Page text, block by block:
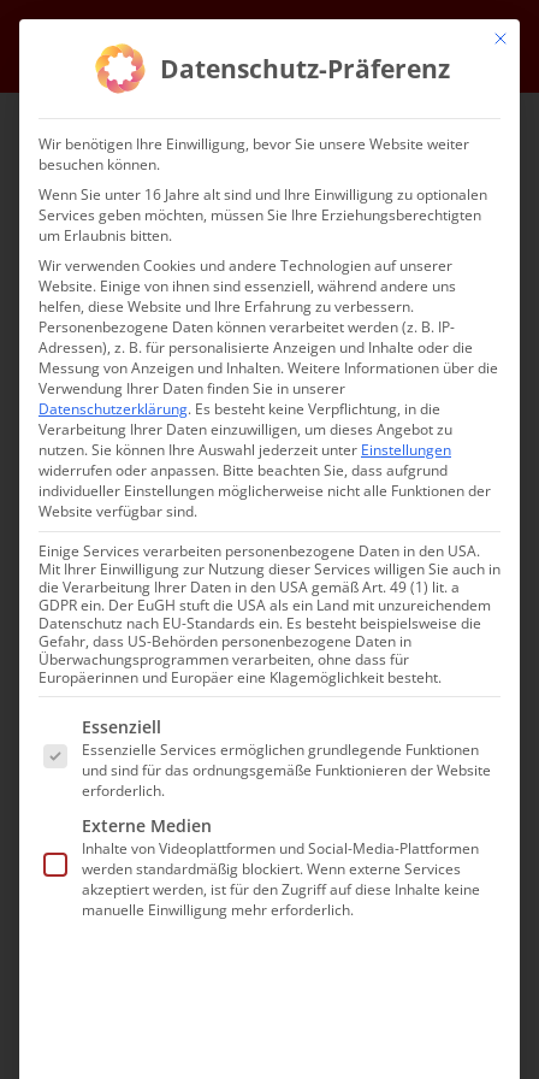
Zum
Mail
Gehe zu ...
HERZLICH WILLKOMMEN
Armenische Gemeinde
Neuwied e.V.
stellt sich vor
Die Armenische Apostolische Kirche wirkt infolge
ihrer bewegten Geschichte überall auf der Welt,
vom Nahen Osten bis Europa und Amerika. Sie ist
heute in über 70 Staaten vertreten. In über 30
Ländern existieren armenische Diözesen bzw.
Bistümer (Armenisch: Them oder
Mit
Datenschutz-Präferenz
Wir benötigen Ihre Einwilligung, bevor Sie unsere Website weiter
besuchen können.
Wenn Sie unter 16 Jahre alt sind und Ihre Einwilligung zu optionalen
Services geben möchten, müssen Sie Ihre Erziehungsberechtigten
um Erlaubnis bitten.
Wir verwenden Cookies und andere Technologien auf unserer
Website. Einige von ihnen sind essenziell, während andere uns
helfen, diese Website und Ihre Erfahrung zu verbessern.
Personenbezogene Daten können verarbeitet werden (z. B. IP-
Adressen), z. B. für personalisierte Anzeigen und Inhalte oder die
Messung von Anzeigen und Inhalten.Weitere Informationen über die
Verwendung Ihrer Daten finden Sie in unserer
Datenschutzerklärung. Es besteht keine Verpflichtung, in die
Verarbeitung Ihrer Daten einzuwilligen, um dieses Angebot zu
nutzen.Sie können Ihre Auswahl jederzeit unter Einstellungen
widerrufen oder anpassen. Bitte beachten Sie, dass aufgrund
individueller Einstellungen möglicherweise nicht alle Funktionen der
Website verfügbar sind.
Einige Services verarbeiten personenbezogene Daten in den USA.
Mit Ihrer Einwilligung zur Nutzung dieser Services willigen Sie auch in
die Verarbeitung Ihrer Daten in den USA gemäß Art. 49 (1) lit. a
GDPR ein. Der EuGH stuft die USA als ein Land mit unzureichendem
Datenschutz nach EU-Standards ein. Es besteht beispielsweise die
Gefahr, dass US-Behörden personenbezogene Daten in
Überwachungsprogrammen verarbeiten, ohne dass für
Europäerinnen und Europäer eine Klagemöglichkeit besteht.
Es folgt eine Liste der Service-Gruppen, für die eine
Essenziell
Essenzielle Services ermöglichen grundlegende Funktionen
und sind für das ordnungsgemäße Funktionieren der Website
erforderlich.
Externe Medien
Inhalte von Videoplattformen und Social-Media-Plattformen
werden standardmäßig blockiert. Wenn externe Services
akzeptiert werden, ist für den Zugriff auf diese Inhalte keine
manuelle Einwilligung mehr erforderlich.